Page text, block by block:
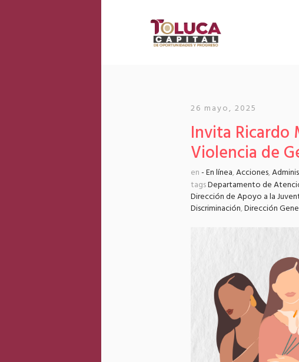
26 mayo, 2025
Invita Ricardo
Violencia de
en- En línea,Acciones,
tagsDepartamento de
Dirección de Apoyo a la
Discriminación,Dirección